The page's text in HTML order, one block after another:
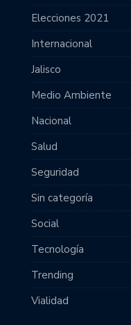
Elecciones 2021
Internacional
Jalisco
Medio Ambiente
Nacional
Salud
Seguridad
Sin categoría
Social
Tecnología
Trending
Vialidad